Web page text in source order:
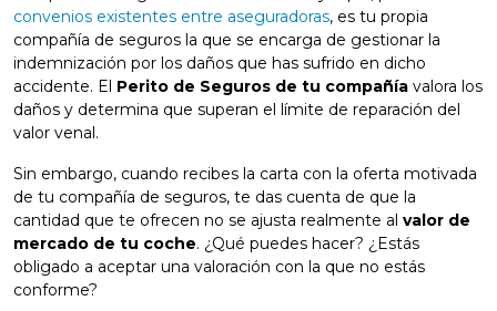
convenios existentes entre aseguradoras, es tu propia
compañía de seguros la que se encarga de gestionar la
indemnización por los daños que has sufrido en dicho
accidente. El Perito de Seguros de tu compañía valora los
daños y determina que superan el límite de reparación del
valor venal.
Sin embargo, cuando recibes la carta con la oferta motivada
de tu compañía de seguros, te das cuenta de que la
cantidad que te ofrecen no se ajusta realmente al valor de
mercado de tu coche. ¿Qué puedes hacer? ¿Estás
obligado a aceptar una valoración con la que no estás
conforme?